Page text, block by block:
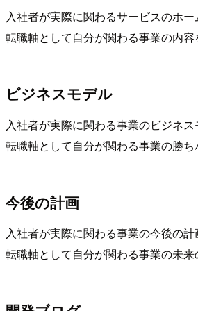
入社者が実際に関わるサービスのホ
転職軸として自分が関わる事業の内
ビジネスモデル
入社者が実際に関わる事業のビジネ
転職軸として自分が関わる事業の勝
今後の計画
入社者が実際に関わる事業の今後の
転職軸として自分が関わる事業の未